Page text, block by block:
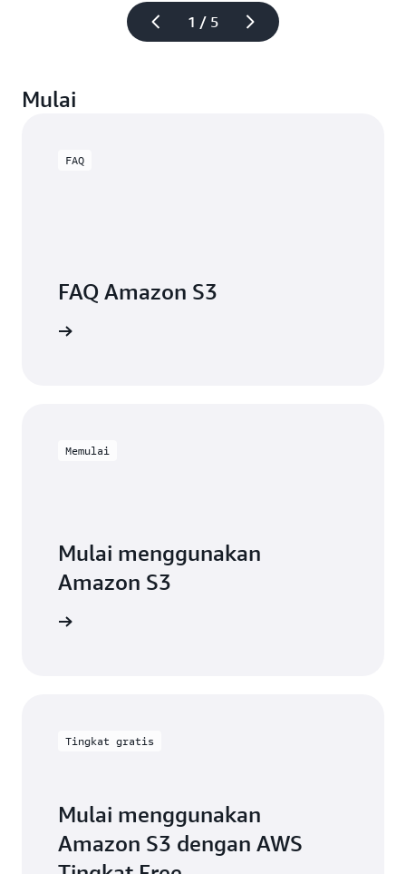
1 / 5
Mulai
FAQ
FAQ Amazon S3
Memulai
Mulai menggunakan
Amazon S3
Tingkat gratis
Mulai menggunakan
Amazon S3 dengan AWS